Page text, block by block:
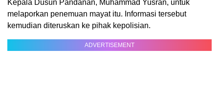
Kepala Dusun Pandanan, Muhammad Yusran, untuk
melaporkan penemuan mayat itu. Informasi tersebut
kemudian diteruskan ke pihak kepolisian.
ADVERTISEMENT